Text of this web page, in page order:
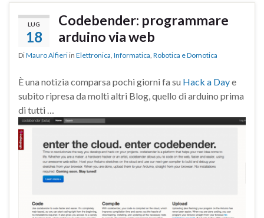
LUG
18
Codebender: programmare
arduino via web
DiMauro Alfieri in Elettronica, Informatica, Robotica e Domotica
È una notizia comparsa pochi giorni fa su Hack a Daye
subito ripresa da molti altri Blog, quello di arduino prima
di tutti …